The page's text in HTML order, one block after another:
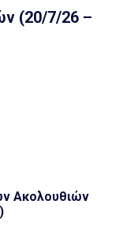
(20/7/26 –
Ακολουθιών